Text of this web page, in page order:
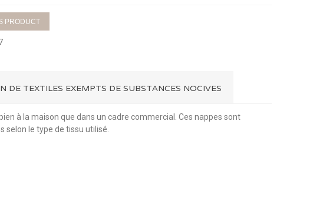
PRODUCT
DE TEXTILES EXEMPTS DE SUBSTANCES NOCIVES
à la maison que dans un cadre commercial. Ces nappes sont
le type de tissu utilisé.